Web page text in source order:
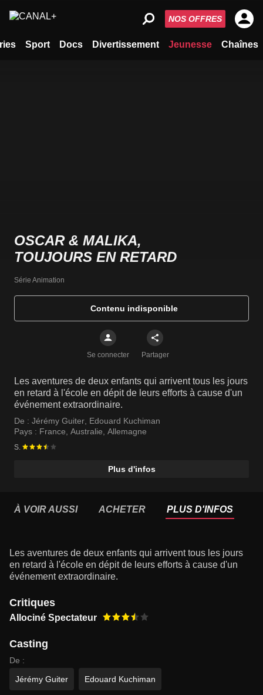
Sport Docs Divertissement Jeunesse Chaînes
NOS OFFRES
OSCAR & MALIKA,
TOUJOURS EN RETARD
Série Animation
Contenu indisponible
Se connecter Partager
Les aventures de deux enfants qui arrivent tous les jours
en retard à l'école en dépit de leurs efforts à cause d'un
événement extraordinaire.
De : Jérémy Guiter Edouard Kuchiman
Pays : France Australie Allemagne
S.
Plus d'infos
À VOIR AUSSI ACHETER PLUS D'INFOS
Les aventures de deux enfants qui arrivent tous les jours
en retard à l'école en dépit de leurs efforts à cause d'un
événement extraordinaire.
Critiques
Allociné Spectateur
Casting
De :
Jérémy Guiter
Edouard Kuchiman